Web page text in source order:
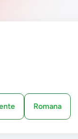
Romana